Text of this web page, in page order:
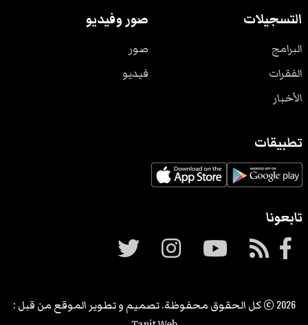
التسجيلات
البرامج
الفقرات
الأخبار
صور وفيديو
صور
فيديو
تطبيقات
تابعونا
2026 © كل الحقوق محفوظة. تصميم و تطوير الموقع من قبل :